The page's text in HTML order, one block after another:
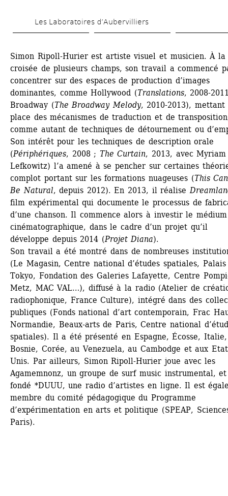
au
principal
Les Laboratoires d’Aubervilliers
Simon Ripoll-Hurier est artiste visuel et musicien. À la
croisée de plusieurs champs, son travail a commencé
concentrer sur des espaces de production d’images
dominantes, comme Hollywood (Translations, 2008-
Broadway (The Broadway Melody, 2010-2013), mettant
place des mécanismes de traduction et de
comme autant de techniques de détournement ou
Son intérêt pour les techniques de description orale
(Périphériques, 2008 ; The Curtain, 2013, avec Myriam
Lefkowitz) l’a amené à se pencher sur certaines
complot portant sur les formations nuageuses (This
Be Natural, depuis 2012). En 2013, il réalise
film expérimental qui documente le processus de
d’une chanson. Il commence alors à investir le médium
cinématographique, dans le cadre d’un projet qu’il
développe depuis 2014 (Projet Diana).
Son travail a été montré dans de nombreuses
(Le Magasin, Centre national d’études spatiales, Palais
Tokyo, Fondation des Galeries Lafayette, Centre
Metz, MAC VAL…), diffusé à la radio (Atelier de
radiophonique, France Culture), intégré dans des
publiques (Fonds national d’art contemporain, Frac
Normandie, Beaux-arts de Paris, Centre national
spatiales). Il a été présenté en Espagne, Écosse, Italie,
Bosnie, Corée, au Venezuela, au Cambodge et aux
Unis. Par ailleurs, Simon Ripoll-Hurier joue avec les
Agamemnonz, un groupe de surf music instrumental,
fondé *DUUU, une radio d’artistes en ligne. Il est
membre du comité pédagogique du Programme
d’expérimentation en arts et politique (SPEAP,
Paris).